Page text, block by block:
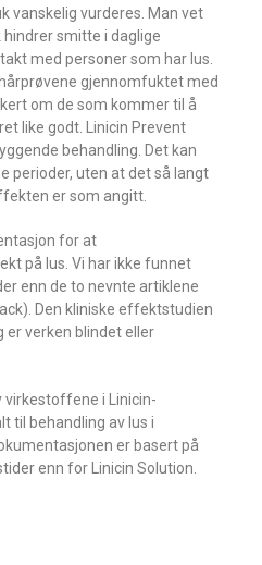
vanskelig vurderes. Man vet
smitte i daglige
med personer som har lus.
gjennomfuktet med
om de som kommer til å
like godt. Linicin Prevent
behandling. Det kan
perioder, uten at det så langt
er som angitt.
for at
på lus. Vi har ikke funnet
enn de to nevnte artiklene
Den kliniske effektstudien
er verken blindet eller
virkestoffene i Linicin-
til behandling av lus i
er basert på
enn for Linicin Solution.